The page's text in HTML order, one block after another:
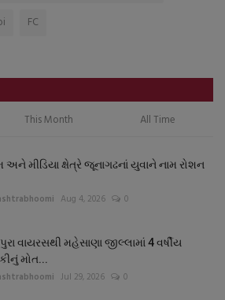
FC
This Month All Time
અને મીડિયા ક્ષેત્રે જૂનાગઢનાં યુવાને નામ રોશન
Aug 4, 2026 0
વાયરસથી મહેસાણા જીલ્લામાં 4 વર્ષીય
મોત...
Jul 29, 2026 0